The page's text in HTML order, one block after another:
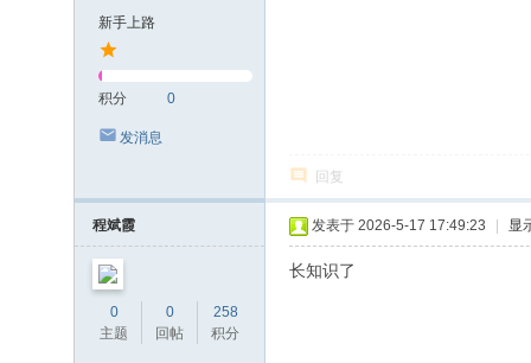
新手上路
积分 0
发消息
回复
程斌霞
0
主题
0
回帖
258
积分
发表于 2026-5-17 17:49:23 显
长知识了